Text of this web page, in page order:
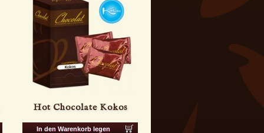
Hot Chocolate Kokos
In den Warenkorb legen